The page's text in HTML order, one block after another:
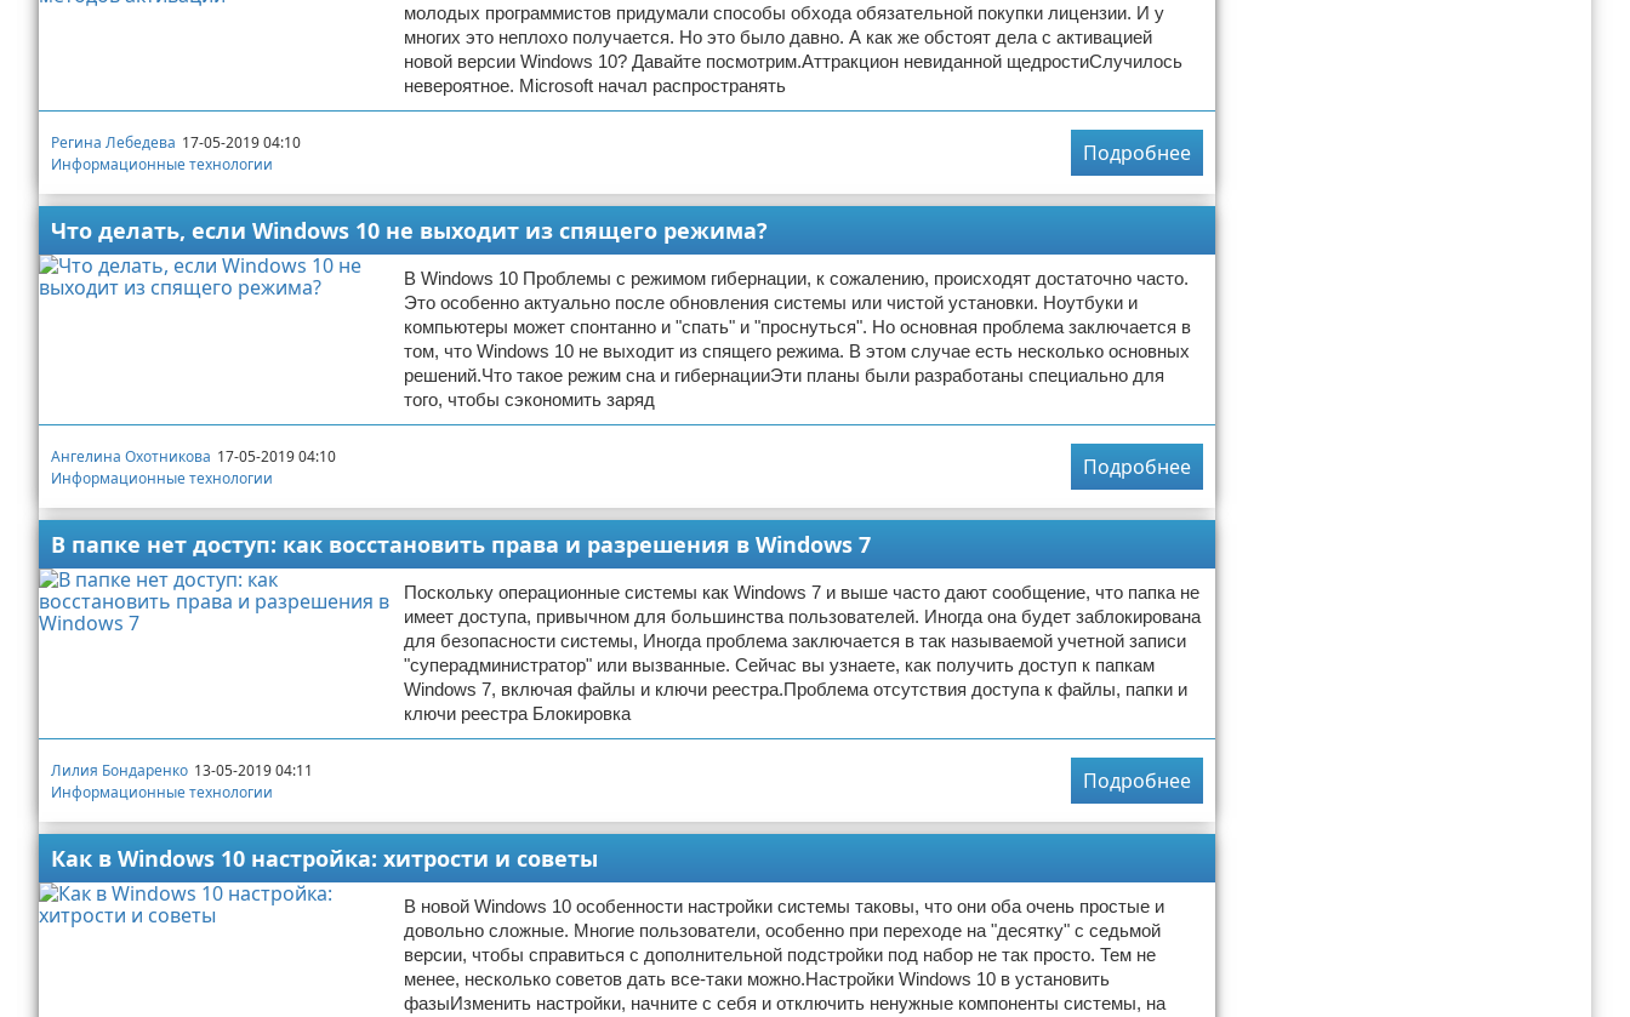
молодых программистов придумали способы обхода обязательной покупки лицензии. И у
многих это неплохо получается. Но это было давно. А как же обстоят дела с активацией
новой версии Windows 10? Давайте посмотрим.Аттракцион невиданной щедростиСлучилось
невероятное. Microsoft начал распространять
Регина Лебедева 17-05-2019 04:10
Информационные технологии
Подробнее
Что делать, если Windows 10 не выходит из спящего режима?
В Windows 10 Проблемы с режимом гибернации, к сожалению, происходят достаточно часто.
Это особенно актуально после обновления системы или чистой установки. Ноутбуки и
компьютеры может спонтанно и "спать" и "проснуться". Но основная проблема заключается в
том, что Windows 10 не выходит из спящего режима. В этом случае есть несколько основных
решений.Что такое режим сна и гибернацииЭти планы были разработаны специально для
того, чтобы сэкономить заряд
Ангелина Охотникова 17-05-2019 04:10
Информационные технологии
Подробнее
В папке нет доступ: как восстановить права и разрешения в Windows 7
Поскольку операционные системы как Windows 7 и выше часто дают сообщение, что папка не
имеет доступа, привычном для большинства пользователей. Иногда она будет заблокирована
для безопасности системы, Иногда проблема заключается в так называемой учетной записи
"суперадминистратор" или вызванные. Сейчас вы узнаете, как получить доступ к папкам
Windows 7, включая файлы и ключи реестра.Проблема отсутствия доступа к файлы, папки и
ключи реестра Блокировка
Лилия Бондаренко 13-05-2019 04:11
Информационные технологии
Подробнее
Как в Windows 10 настройка: хитрости и советы
В новой Windows 10 особенности настройки системы таковы, что они оба очень простые и
довольно сложные. Многие пользователи, особенно при переходе на "десятку" с седьмой
версии, чтобы справиться с дополнительной подстройки под набор не так просто. Тем не
менее, несколько советов дать все-таки можно.Настройки Windows 10 в установить
фазыИзменить настройки, начните с себя и отключить ненужные компоненты системы, на